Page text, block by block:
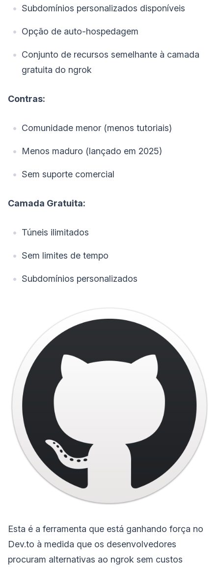
Subdomínios personalizados disponíveis
Opção de auto-hospedagem
Conjunto de recursos semelhante à camada
gratuita do ngrok
Contras:
Comunidade menor (menos tutoriais)
Menos maduro (lançado em 2025)
Sem suporte comercial
Camada Gratuita:
Túneis ilimitados
Sem limites de tempo
Subdomínios personalizados
Esta é a ferramenta que está ganhando força no
Dev.to à medida que os desenvolvedores
procuram alternativas ao ngrok sem custos